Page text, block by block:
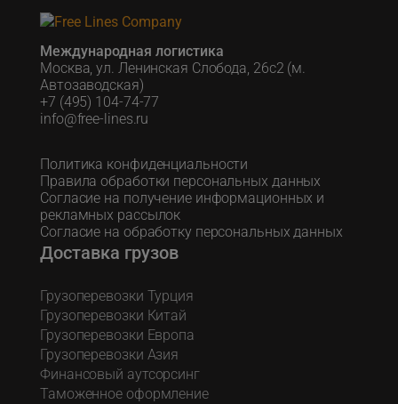
Международная логистика
Москва, ул. Ленинская Слобода, 26с2 (м.
Автозаводская)
+7 (495) 104-74-77
info@free-lines.ru
Политика конфиденциальности
Правила обработки персональных данных
Согласие на получение информационных и
рекламных рассылок
Согласие на обработку персональных данных
Доставка грузов
Грузоперевозки Турция
Грузоперевозки Китай
Грузоперевозки Европа
Грузоперевозки Азия
Финансовый аутсорсинг
Таможенное оформление